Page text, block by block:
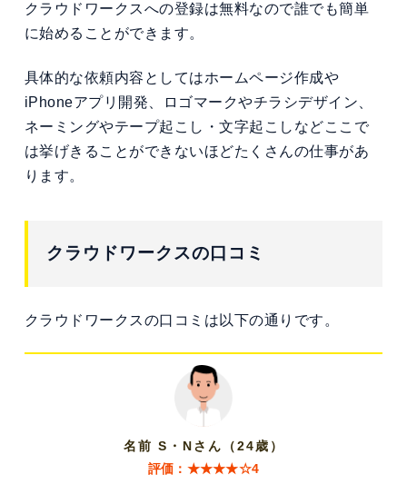
クラウドワークスへの登録は無料なので誰でも簡単
に始めることができます。
具体的な依頼内容としてはホームページ作成や
iPhoneアプリ開発、ロゴマークやチラシデザイン、
ネーミングやテープ起こし・文字起こしなどここで
は挙げきることができないほどたくさんの仕事があ
ります。
クラウドワークスの口コミ
クラウドワークスの口コミは以下の通りです。
名前 S・Nさん（24歳）
評価：★★★★☆4